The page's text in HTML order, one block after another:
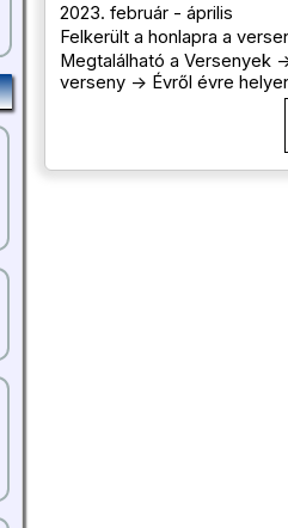
2023. február - április
Felkerült a honlapra a
Megtalálható a Versenyek
verseny -> Évről évre